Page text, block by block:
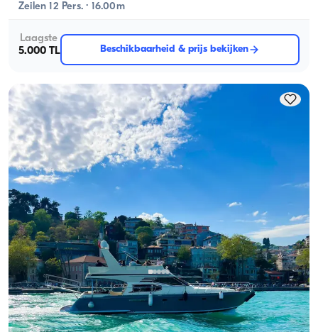
Zeilen 12 Pers. · 16.00m
Laagste
5.000 TL
Beschikbaarheid & prijs bekijken
Bebek, İstanbul Nieuwe boot
Hold Your Business Meetings met een Bosphorus View on